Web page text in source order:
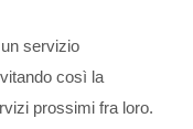
servizio
così la
prossimi fra loro.